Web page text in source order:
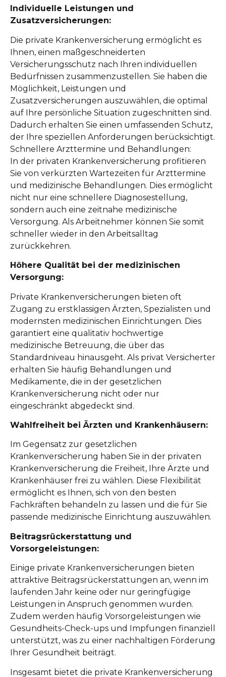
Individuelle Leistungen und
Zusatzversicherungen:
Die private Krankenversicherung ermöglicht es
Ihnen, einen maßgeschneiderten
Versicherungsschutz nach Ihren individuellen
Bedürfnissen zusammenzustellen. Sie haben die
Möglichkeit, Leistungen und
Zusatzversicherungen auszuwählen, die optimal
auf Ihre persönliche Situation zugeschnitten sind.
Dadurch erhalten Sie einen umfassenden Schutz,
der Ihre speziellen Anforderungen berücksichtigt.
Schnellere Arzttermine und Behandlungen:
In der privaten Krankenversicherung profitieren
Sie von verkürzten Wartezeiten für Arzttermine
und medizinische Behandlungen. Dies ermöglicht
nicht nur eine schnellere Diagnosestellung,
sondern auch eine zeitnahe medizinische
Versorgung. Als Arbeitnehmer können Sie somit
schneller wieder in den Arbeitsalltag
zurückkehren.
Höhere Qualität bei der medizinischen
Versorgung:
Private Krankenversicherungen bieten oft
Zugang zu erstklassigen Ärzten, Spezialisten und
modernsten medizinischen Einrichtungen. Dies
garantiert eine qualitativ hochwertige
medizinische Betreuung, die über das
Standardniveau hinausgeht. Als privat Versicherter
erhalten Sie häufig Behandlungen und
Medikamente, die in der gesetzlichen
Krankenversicherung nicht oder nur
eingeschränkt abgedeckt sind.
Wahlfreiheit bei Ärzten und Krankenhäusern:
Im Gegensatz zur gesetzlichen
Krankenversicherung haben Sie in der privaten
Krankenversicherung die Freiheit, Ihre Ärzte und
Krankenhäuser frei zu wählen. Diese Flexibilität
ermöglicht es Ihnen, sich von den besten
Fachkräften behandeln zu lassen und die für Sie
passende medizinische Einrichtung auszuwählen.
Beitragsrückerstattung und
Vorsorgeleistungen:
Einige private Krankenversicherungen bieten
attraktive Beitragsrückerstattungen an, wenn im
laufenden Jahr keine oder nur geringfügige
Leistungen in Anspruch genommen wurden.
Zudem werden häufig Vorsorgeleistungen wie
Gesundheits-Check-ups und Impfungen finanziell
unterstützt, was zu einer nachhaltigen Förderung
Ihrer Gesundheit beiträgt.
Insgesamt bietet die private Krankenversicherung